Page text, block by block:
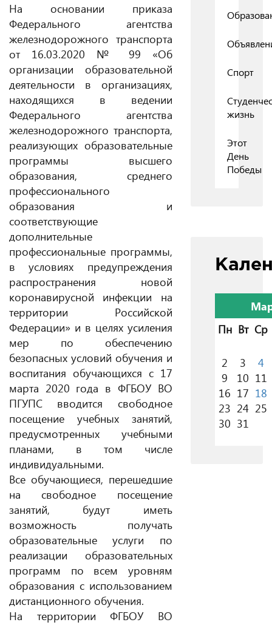
На основании приказа
Федерального агентства
железнодорожного транспорта
от 16.03.2020 № 99 «Об
организации образовательной
деятельности в организациях,
находящихся в ведении
Федерального агентства
железнодорожного транспорта,
реализующих образовательные
программы высшего
образования, среднего
профессионального
образования и
соответствующие
дополнительные
профессиональные программы,
в условиях предупреждения
распространения новой
коронавирусной инфекции на
территории Российской
Федерации» и в целях усиления
мер по обеспечению
безопасных условий обучения и
воспитания обучающихся с 17
марта 2020 года в ФГБОУ ВО
ПГУПС вводится свободное
посещение учебных занятий,
предусмотренных учебными
планами, в том числе
индивидуальными.
Все обучающиеся, перешедшие
на свободное посещение
занятий, будут иметь
возможность получать
образовательные услуги по
реализации образовательных
программ по всем уровням
образования с использованием
дистанционного обучения.
На территории ФГБОУ ВО
Спорт
жизнь
Этот
День
Победы
Пн Вт Ср
2 3
4
9
10 11
16 17 18
23 24 25
30 31